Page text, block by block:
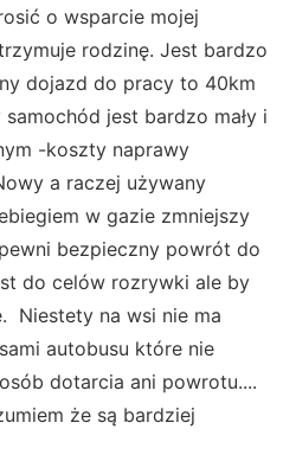
o wsparcie mojej
rodzinę. Jest bardzo
dojazd do pracy to 40km
jest bardzo mały i
-koszty naprawy
a raczej używany
w gazie zmniejszy
bezpieczny powrót do
do celów rozrywki ale by
Niestety na wsi nie ma
autobusu które nie
dotarcia ani powrotu....
że są bardziej